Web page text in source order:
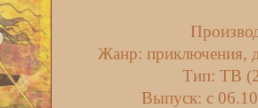
Жанр: приключения,
Тип: ТВ
Выпуск: c